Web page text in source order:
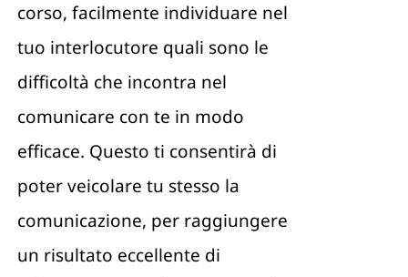
corso, facilmente individuare nel
tuo interlocutore quali sono le
difficoltà che incontra nel
comunicare con te in modo
efficace. Questo ti consentirà di
poter veicolare tu stesso la
comunicazione, per raggiungere
un risultato eccellente di